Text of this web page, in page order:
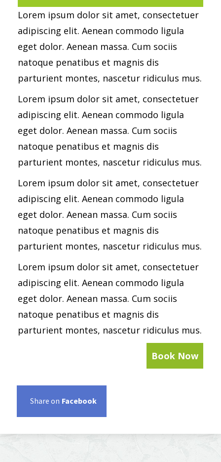
Lorem ipsum dolor sit amet, consectetuer
adipiscing elit. Aenean commodo ligula
eget dolor. Aenean massa. Cum sociis
natoque penatibus et magnis dis
parturient montes, nascetur ridiculus mus.
Lorem ipsum dolor sit amet, consectetuer
adipiscing elit. Aenean commodo ligula
eget dolor. Aenean massa. Cum sociis
natoque penatibus et magnis dis
parturient montes, nascetur ridiculus mus.
Lorem ipsum dolor sit amet, consectetuer
adipiscing elit. Aenean commodo ligula
eget dolor. Aenean massa. Cum sociis
natoque penatibus et magnis dis
parturient montes, nascetur ridiculus mus.
Lorem ipsum dolor sit amet, consectetuer
adipiscing elit. Aenean commodo ligula
eget dolor. Aenean massa. Cum sociis
natoque penatibus et magnis dis
parturient montes, nascetur ridiculus mus.
Book Now